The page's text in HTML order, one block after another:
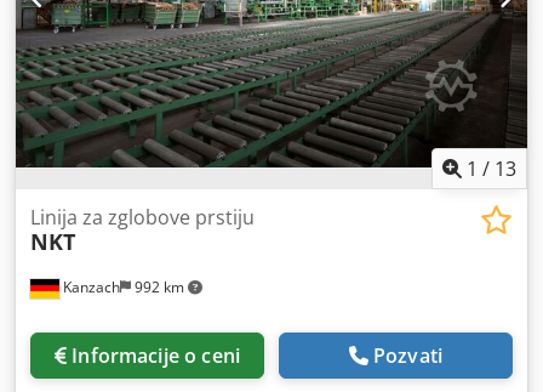
1 / 13
Kanzach 992 km
Linija za zglobove prstiju
NKT
Informacije o ceni Pozvati